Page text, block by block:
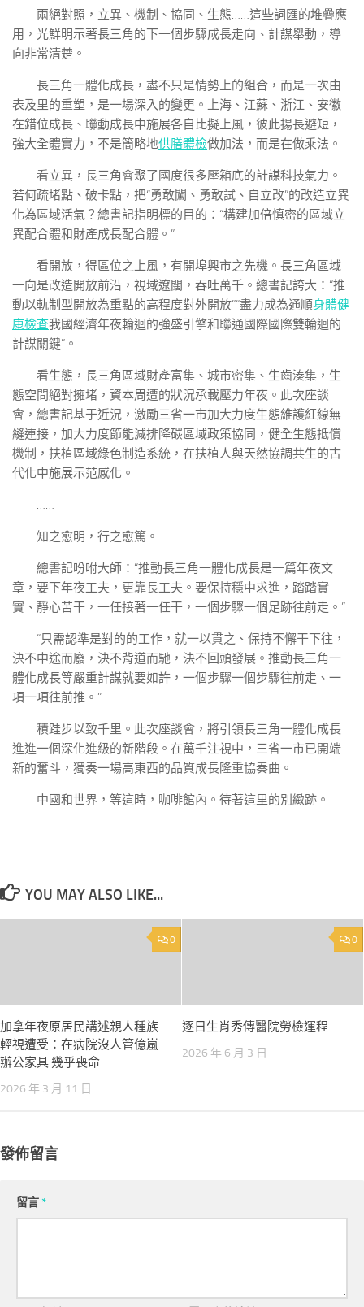
兩絕對照，立異、機制、協同、生態……這些詞匯的堆疊應
用，光鮮明示著長三角的下一個步驟成長走向、計謀舉動，導
向非常清楚。
長三角一體化成長，盡不只是情勢上的組合，而是一次由
表及里的重塑，是一場深入的變更。上海、江蘇、浙江、安徽
在錯位成長、聯動成長中施展各自比擬上風，彼此揚長避短，
強大全體實力，不是簡略地供膳體檢做加法，而是在做乘法。
看立異，長三角會聚了國度很多壓箱底的計謀科技氣力。
若何疏堵點、破卡點，把“勇敢闖、勇敢試、自立改”的改造立異
化為區域活氣？總書記指明標的目的：“構建加倍慎密的區域立
異配合體和財產成長配合體。”
看開放，得區位之上風，有開埠興市之先機。長三角區域
一向是改造開放前沿，視域遼闊，吞吐萬千。總書記誇大：“推
動以軌制型開放為重點的高程度對外開放”“盡力成為通順身體健
康檢查我國經濟年夜輪迴的強盛引擎和聯通國際國際雙輪迴的
計謀關鍵”。
看生態，長三角區域財產富集、城市密集、生齒湊集，生
態空間絕對擁堵，資本周遭的狀況承載壓力年夜。此次座談
會，總書記基于近況，激勵三省一市加大力度生態維護紅線無
縫連接，加大力度節能減排降碳區域政策協同，健全生態抵償
機制，扶植區域綠色制造系統，在扶植人與天然協調共生的古
代化中施展示范感化。
……
知之愈明，行之愈篤。
總書記吩咐大師：“推動長三角一體化成長是一篇年夜文
章，要下年夜工夫，更靠長工夫。要保持穩中求進，踏踏實
實、靜心苦干，一任接著一任干，一個步驟一個足跡往前走。”
“只需認準是對的的工作，就一以貫之、保持不懈干下往，
決不中途而廢，決不背道而馳，決不回頭發展。推動長三角一
體化成長等嚴重計謀就要如許，一個步驟一個步驟往前走、一
項一項往前推。”
積跬步以致千里。此次座談會，將引領長三角一體化成長
進進一個深化進級的新階段。在萬千注視中，三省一市已開端
新的奮斗，獨奏一場高東西的品質成長隆重協奏曲。
中國和世界，等這時，咖啡館內。待著這里的別緻跡。
YOU MAY ALSO LIKE...
0
加拿年夜原居民講述親人種族
輕視遭受：在病院沒人管億嵐
辦公家具 幾乎喪命
2026 年 3 月 11 日
0
逐日生肖秀傳醫院勞檢運程
2026 年 6 月 3 日
發佈留言
留言*